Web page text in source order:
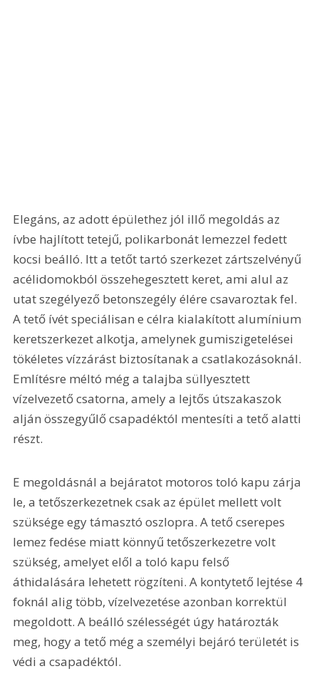
Elegáns, az adott épülethez jól illő megoldás az
ívbe hajlított tetejű, polikarbonát lemezzel fedett
kocsi beálló. Itt a tetőt tartó szerkezet zártszelvényű
acélidomokból összehegesztett keret, ami alul az
utat szegélyező betonszegély élére csavaroztak fel.
A tető ívét speciálisan e célra kialakított alumínium
keretszerkezet alkotja, amelynek gumiszigetelései
tökéletes vízzárást biztosítanak a csatlakozásoknál.
Említésre méltó még a talajba süllyesztett
vízelvezető csatorna, amely a lejtős útszakaszok
alján összegyűlő csapadéktól mentesíti a tető alatti
részt.
E megoldásnál a bejáratot motoros toló kapu zárja
le, a tetőszerkezetnek csak az épület mellett volt
szüksége egy támasztó oszlopra. A tető cserepes
lemez fedése miatt könnyű tetőszerkezetre volt
szükség, amelyet elől a toló kapu felső
áthidalására lehetett rögzíteni. A kontytető lejtése 4
foknál alig több, vízelvezetése azonban korrektül
megoldott. A beálló szélességét úgy határozták
meg, hogy a tető még a személyi bejáró területét is
védi a csapadéktól.